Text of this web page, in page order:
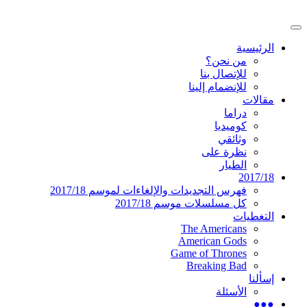
إلى
دليل التلفزيون العربي
موقع عربي متخصص في أخبار ومقالات حول
القائمة
الرئيسيةالرئيسية
من نحن؟
للإتصال بنا
للإنضمام إلينا
مقالات
دراما
كوميديا
وثائقي
نظرة على
الطيار
2017/18
فهرس التجديدات والإلغاءات لموسم 2017/18
كل مسلسلات موسم 2017/18
التغطيات
The Americans
American Gods
Game of Thrones
Breaking Bad
إسألنا
الأسئلة
●●●